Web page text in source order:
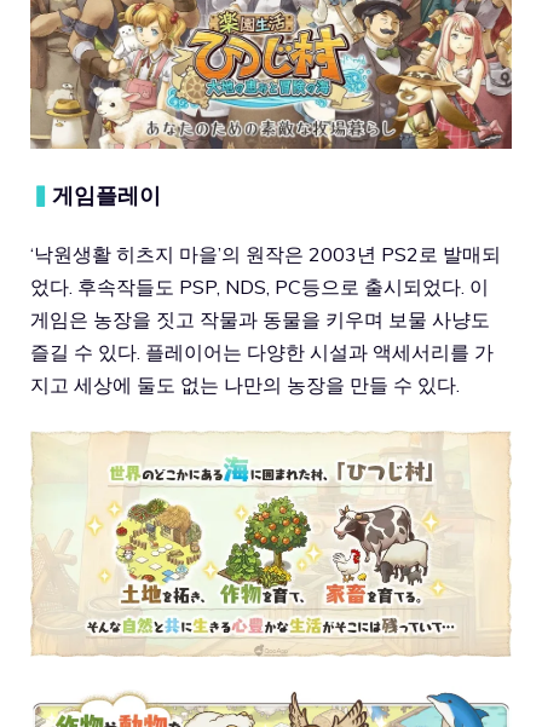
▍ 게임플레이
‘낙원생활 히츠지 마을’의 원작은 2003년 PS2로 발매되
었다. 후속작들도 PSP, NDS, PC등으로 출시되었다. 이
게임은 농장을 짓고 작물과 동물을 키우며 보물 사냥도
즐길 수 있다. 플레이어는 다양한 시설과 액세서리를 가
지고 세상에 둘도 없는 나만의 농장을 만들 수 있다.